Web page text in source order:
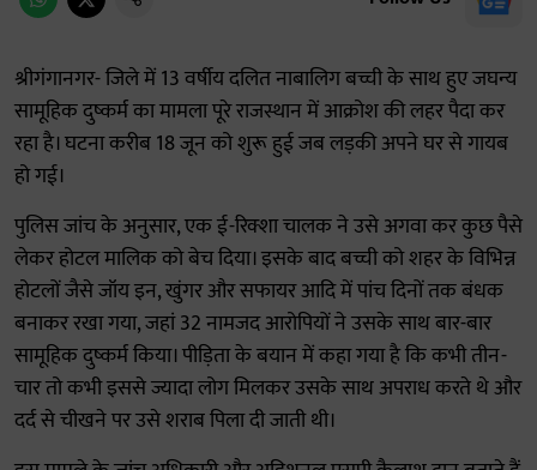
श्रीगंगानगर- जिले में 13 वर्षीय दलित नाबालिग बच्ची के साथ हुए जघन्य
सामूहिक दुष्कर्म का मामला पूरे राजस्थान में आक्रोश की लहर पैदा कर
रहा है। घटना करीब 18 जून को शुरू हुई जब लड़की अपने घर से गायब
हो गई।
पुलिस जांच के अनुसार, एक ई-रिक्शा चालक ने उसे अगवा कर कुछ पैसे
लेकर होटल मालिक को बेच दिया। इसके बाद बच्ची को शहर के विभिन्न
होटलों जैसे जॉय इन, खुंगर और सफायर आदि में पांच दिनों तक बंधक
बनाकर रखा गया, जहां 32 नामजद आरोपियों ने उसके साथ बार-बार
सामूहिक दुष्कर्म किया। पीड़िता के बयान में कहा गया है कि कभी तीन-
चार तो कभी इससे ज्यादा लोग मिलकर उसके साथ अपराध करते थे और
दर्द से चीखने पर उसे शराब पिला दी जाती थी।